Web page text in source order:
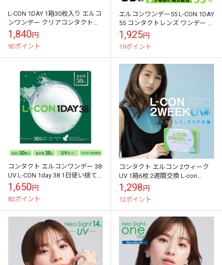
L-CON 1DAY 1箱30枚入り エルコ
ンワンデー クリアコンタクトレ
ンズ
1,840円
92ポイント
エルコンワンデー55 L-CON 1DAY
55 コンタクトレンズ ワンデー 1
日使い捨て 35枚入り 含水率55％
UV加工 ク...
1,925円
19ポイント
コンタクト エルコンワンデー 38
UV L-CON 1day 38 1日使い捨て
30枚入り モイスト IN UV加工 ス
リムエ...
1,650円
82ポイント
コンタクト エルコン 2ウィーク
UV 1箱6枚 2週間交換 L-con
2week UV加工 ツーウィーク ク
リア コンタクトレ...
1,298円
12ポイント